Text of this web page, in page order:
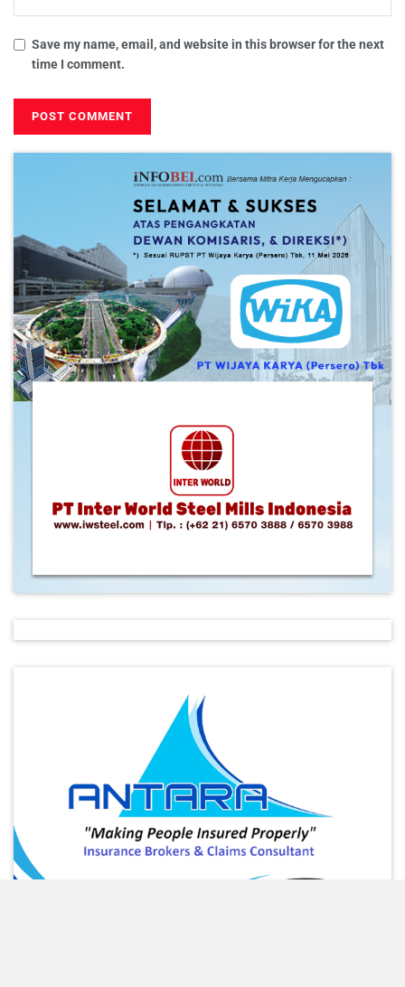
Save my name, email, and website in this browser for the next
time I comment.